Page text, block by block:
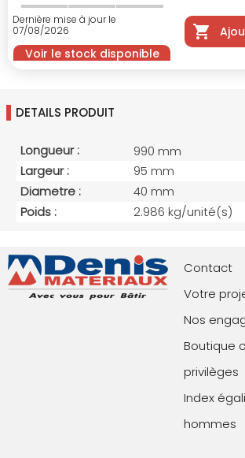
Dernière mise à jour le
07/08/2026
Voir le stock disponible
DETAILS PRODUIT
Longueur :
990 mm
Largeur :
95 mm
Diametre :
40 mm
Poids :
2.986 kg/unité(s)
Contact
Votre
Nos
Boutique
privilèges
Index
hommes